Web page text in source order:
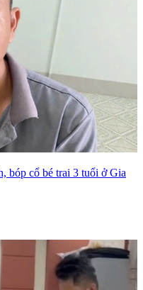
bóp cổ bé trai 3 tuổi ở Gia